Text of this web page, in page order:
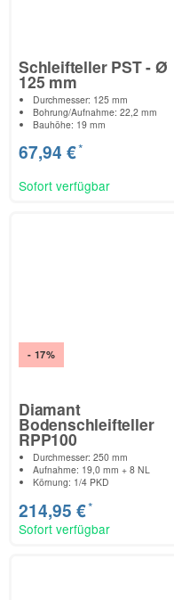
Schleifteller PST - Ø
125 mm
Durchmesser: 125 mm
Bohrung/Aufnahme: 22,2 mm
Bauhöhe: 19 mm
67,94 €*
Sofort verfügbar
- 17%
Diamant
Bodenschleifteller
RPP100
Durchmesser: 250 mm
Aufnahme: 19,0 mm + 8 NL
Körnung: 1/4 PKD
214,95 €*
Sofort verfügbar